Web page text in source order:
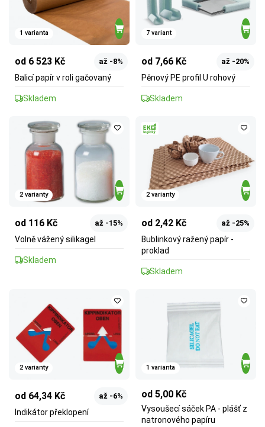
1 varianta
od 6 523 Kč až -8%
Balicí papír v roli gačovaný
Skladem
7 variant
od 7,66 Kč až -20%
Pěnový PE profil U rohový
Skladem
2 varianty
od 116 Kč až -15%
Volně vážený silikagel
Skladem
2 varianty
od 2,42 Kč až -25%
Bublinkový ražený papír -
proklad
Skladem
2 varianty
od 64,34 Kč až -6%
Indikátor překlopení
1 varianta
od 5,00 Kč
Vysoušecí sáček PA - plášť z
natronového papíru